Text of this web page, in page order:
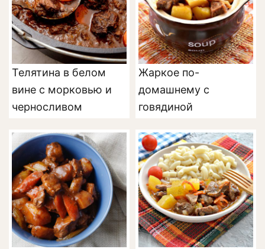
Телятина в белом
вине с морковью и
черносливом
Жаркое по-
домашнему с
говядиной